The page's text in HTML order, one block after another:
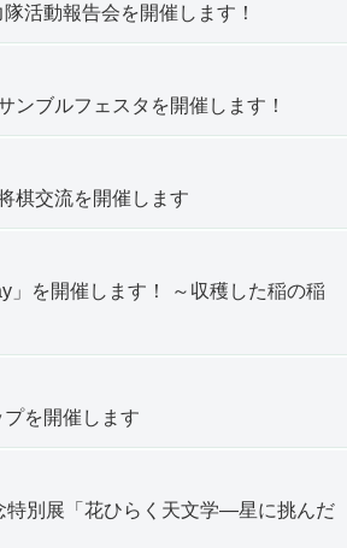
活動報告会を開催します！
ンブルフェスタを開催します！
棋交流を開催します
」を開催します！ ～収穫した稲の稲
を開催します
特別展「花ひらく天文学―星に挑んだ